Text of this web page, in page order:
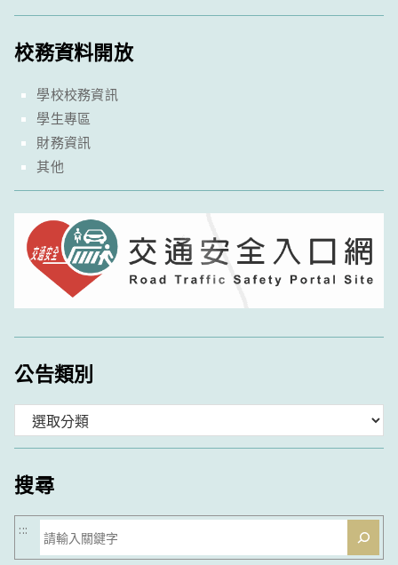
校務資料開放
學校校務資訊
學生專區
財務資訊
其他
公告類別
類
搜尋
搜
:::